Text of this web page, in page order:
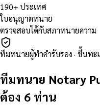
190+ ประเทศ
ใบอนุญาตทนาย
ตรวจสอบได้กับสภาทนายความ
ทีมทนายผู้ทำคำรับรอง · ขึ้นท
ทีมทนาย Notary
ต้อง 6 ท่าน